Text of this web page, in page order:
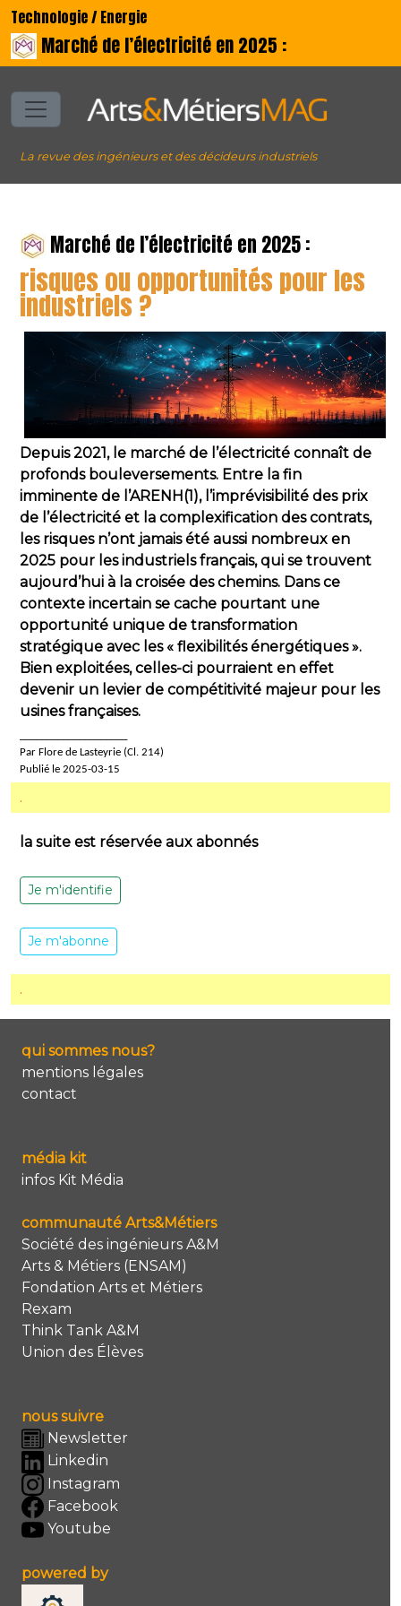
Technologie / Energie
Marché de l’électricité en 2025 :
La revue des ingénieurs et des décideurs industriels
Marché de l’électricité en 2025 :
risques ou opportunités pour les
industriels ?
Depuis 2021, le marché de l’électricité connaît de
profonds bouleversements. Entre la fin
imminente de l’ARENH(1), l’imprévisibilité des prix
de l’électricité et la complexification des contrats,
les risques n’ont jamais été aussi nombreux en
2025 pour les industriels français, qui se trouvent
aujourd’hui à la croisée des chemins. Dans ce
contexte incertain se cache pourtant une
opportunité unique de transformation
stratégique avec les « flexibilités énergétiques ».
Bien exploitées, celles-ci pourraient en effet
devenir un levier de compétitivité majeur pour les
usines françaises.
Par Flore de Lasteyrie (Cl. 214)
Publié le 2025-03-15
.
la suite est réservée aux abonnés
Je m'identifie
Je m'abonne
.
qui sommes nous?
mentions légales
contact
média kit
infos Kit Média
communauté Arts&Métiers
Société des ingénieurs A&M
Arts & Métiers (ENSAM)
Fondation Arts et Métiers
Rexam
Think Tank A&M
Union des Élèves
nous suivre
Newsletter
Linkedin
Instagram
Facebook
Youtube
powered by